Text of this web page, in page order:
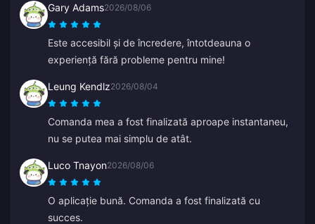
Gary Adams2026/08/06
Este accesibil și de încredere, întotdeauna o
experiență fără probleme pentru mine!
Leung Kendlz2026/08/04
Comanda mea a fost finalizată aproape instantaneu,
nu se putea mai simplu de atât.
Luco Tnayon2026/08/06
O aplicație bună. Comanda a fost finalizată cu
succes.